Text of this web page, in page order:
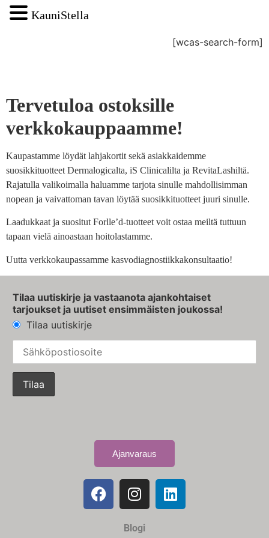
[wcas-search-form]
Tervetuloa ostoksille
verkkokauppaamme!
Kaupastamme löydät lahjakortit sekä asiakkaidemme
suosikkituotteet Dermalogicalta, iS Clinicalilta ja RevitaLashiltä.
Rajatulla valikoimalla haluamme tarjota sinulle mahdollisimman
nopean ja vaivattoman tavan löytää suosikkituotteet juuri sinulle.
Laadukkaat ja suositut Forlle’d-tuotteet voit ostaa meiltä tuttuun
tapaan vielä ainoastaan hoitolastamme.
Uutta verkkokaupassamme kasvodiagnostiikkakonsultaatio!
Tilaa uutiskirje ja vastaanota ajankohtaiset
tarjoukset ja uutiset ensimmäisten joukossa!
Tilaa uutiskirje
Ajanvaraus
Blogi
KauniStella